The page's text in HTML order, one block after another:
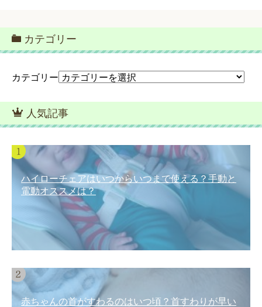
カテゴリー
カテゴリー
人気記事
ハイローチェアはいつからいつまで使える？手動と
電動オススメは？
赤ちゃんの首がすわるのはいつ頃？首すわりが早い